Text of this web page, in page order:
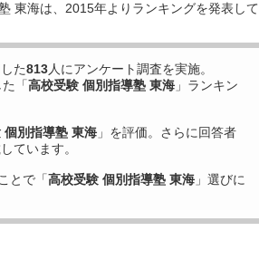
東海は、2015年よりランキングを発表して
た813人にアンケート調査を実施。
「高校受験 個別指導塾 東海 」ランキン
個別指導塾 東海 」を評価。さらに回答者
ています。
とで「高校受験 個別指導塾 東海 」選びに